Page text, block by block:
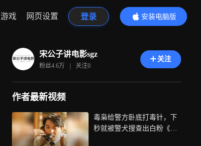
游戏 网页设置 登录
安装电脑版
内容更精彩
宋公子讲电影sgz
粉丝4.6万 | 关注0
关注
作者最新视频
毒枭给警方卧底打毒针，下
秒就被警犬搜查出白粉《绝